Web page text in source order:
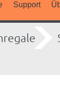
Support